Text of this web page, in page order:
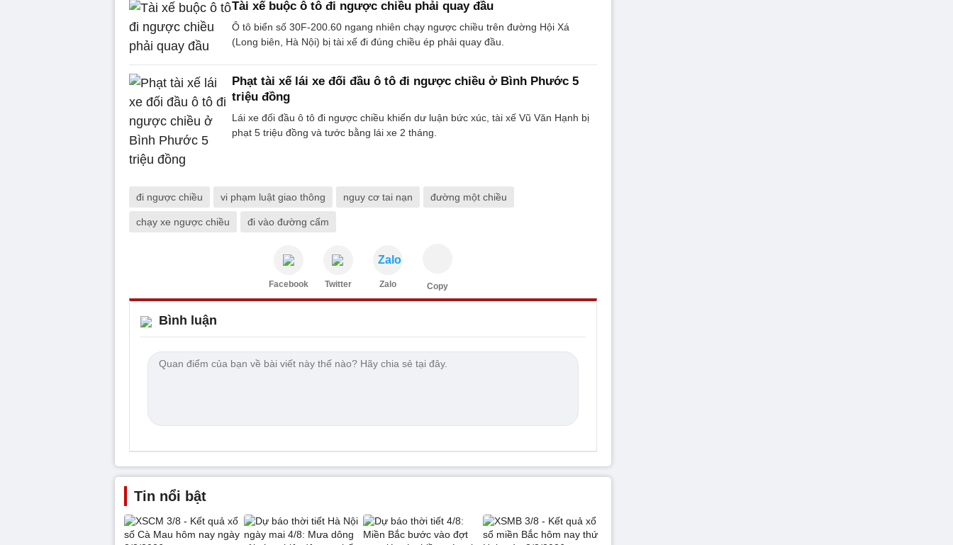
Tài xế buộc ô tô đi ngược chiều phải quay đầu
Ô tô biển số 30F-200.60 ngang nhiên chạy ngược chiều trên đường Hội Xá
(Long biên, Hà Nội) bị tài xế đi đúng chiều ép phải quay đầu.
Phạt tài xế lái xe đối đầu ô tô đi ngược chiều ở Bình Phước 5
triệu đồng
Lái xe đối đầu ô tô đi ngược chiều khiến dư luận bức xúc, tài xế Vũ Văn Hạnh bị
phạt 5 triệu đồng và tước bằng lái xe 2 tháng.
đi ngược chiều vi phạm luật giao thông nguy cơ tai nạn đường một chiều
chạy xe ngược chiều đi vào đường cấm
Facebook Twitter
Zalo
Zalo Copy
Bình luận
Tin nổi bật